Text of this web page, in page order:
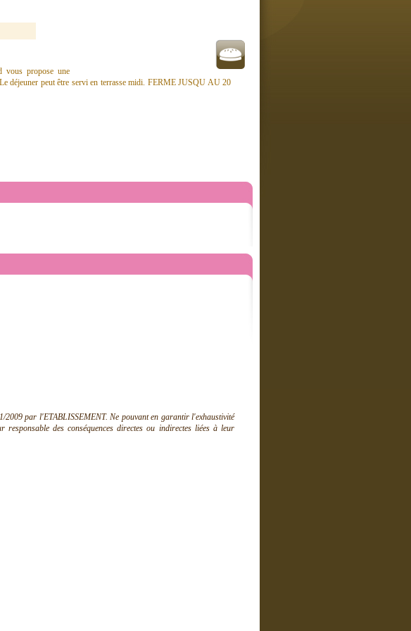
vous propose une
déjeuner peut être servi en terrasse midi. FERME JUSQU AU 20
2009 par l'ETABLISSEMENT. Ne pouvant en garantir l'exhaustivité
des conséquences directes ou indirectes liées à leur